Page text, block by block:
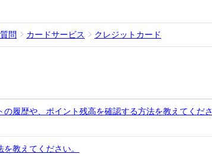
問 カードサービス クレジットカード
履歴や、ポイント残高を確認する方法を教えてくださ
教えてください。